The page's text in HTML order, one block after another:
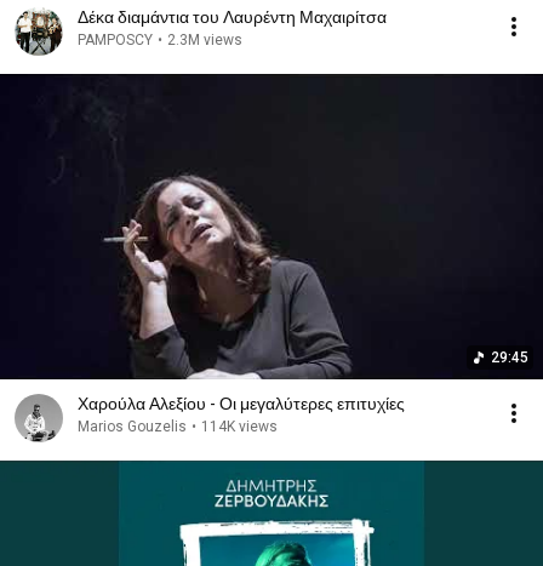
Δέκα διαμάντια του Λαυρέντη Μαχαιρίτσα
PAMPOSCY • 2.3M views
29:45
Χαρούλα Αλεξίου - Οι μεγαλύτερες επιτυχίες
Marios Gouzelis • 114K views